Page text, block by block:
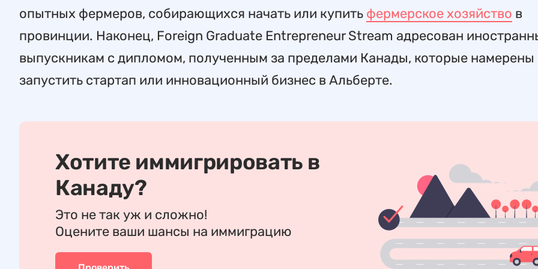
опытных фермеров, собирающихся начать или купить фермерское хозяйство в
провинции. Наконец, Foreign Graduate Entrepreneur Stream адресован
выпускникам с дипломом, полученным за пределами Канады, которые намерены
запустить стартап или инновационный бизнес в Альберте.
Хотите иммигрировать в
Канаду?
Это не так уж и сложно!
Оцените ваши шансы на иммиграцию